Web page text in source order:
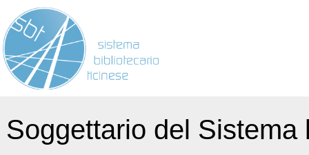
Soggettario del